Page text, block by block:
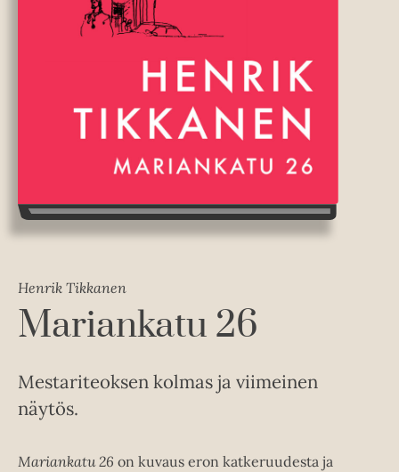
Henrik Tikkanen
Mariankatu 26
Mestariteoksen kolmas ja viimeinen
näytös.
Mariankatu 26 on kuvaus eron katkeruudesta ja